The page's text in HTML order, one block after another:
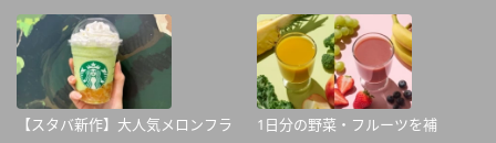
【スタバ新作】大人気メロンフラ
1日分の野菜・フルーツを補